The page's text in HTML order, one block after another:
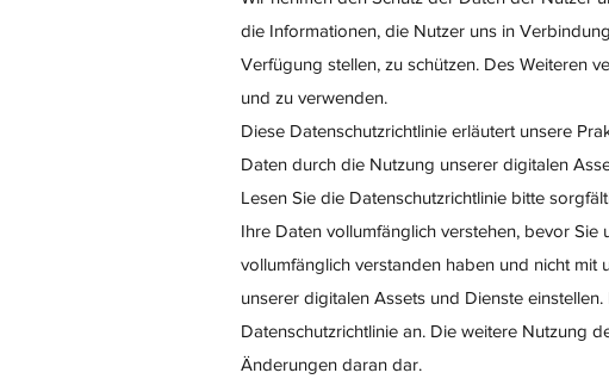
die Informationen, die Nutzer uns in
Verfügung stellen, zu schützen. Des Weiteren
und zu verwenden.
Diese Datenschutzrichtlinie erläutert unsere
Daten durch die Nutzung unserer digitalen
Lesen Sie die Datenschutzrichtlinie bitte
Ihre Daten vollumfänglich verstehen, bevor Sie
vollumfänglich verstanden haben und nicht mit
unserer digitalen Assets und Dienste
Datenschutzrichtlinie an. Die weitere Nutzung
Änderungen daran dar.